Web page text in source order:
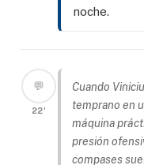
noche.
💬
22'
Cuando
temprano en
máquina
presión
compases